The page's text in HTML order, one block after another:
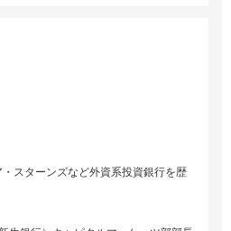
スターンズなど外資系投資銀行を歴